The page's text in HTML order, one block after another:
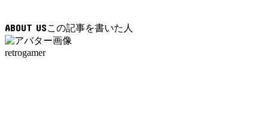
ABOUT US
retrogamer